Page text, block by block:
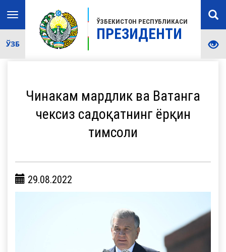
ЎЗБЕКИСТОН РЕСПУБЛИКАСИ
ПРЕЗИДЕНТИ
Toggle
navigation
ЎЗБ
Чинакам мардлик ва Ватанга
чексиз садоқатнинг ёрқин
тимсоли
29.08.2022